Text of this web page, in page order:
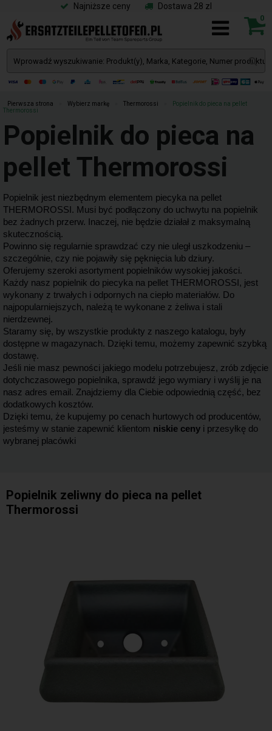
Najniższe ceny Dostawa 28 zl
0
Pierwsza strona Wybierz markę Thermorossi
Popielnik do pieca na pellet
Thermorossi
Popielnik do pieca na
pellet Thermorossi
Popielnik jest niezbędnym elementem piecyka na pellet
THERMOROSSI. Musi być podłączony do uchwytu na popielnik
bez żadnych przerw. Inaczej, nie będzie działał z maksymalną
skutecznością.
Powinno się regularnie sprawdzać czy nie uległ uszkodzeniu –
szczególnie, czy nie pojawiły się pęknięcia lub dziury.
Oferujemy szeroki asortyment popielników wysokiej jakości.
Każdy nasz popielnik do piecyka na pellet THERMOROSSI , jest
wykonany z trwałych i odpornych na ciepło materiałów. Do
najpopularniejszych, należą te wykonane z żeliwa i stali
nierdzewnej.
Staramy się, by wszystkie produkty z naszego katalogu, były
dostępne w magazynach. Dzięki temu, możemy zapewnić szybką
dostawę.
Jeśli nie masz pewności jakiego modelu potrzebujesz, zrób zdjęcie
dotychczasowego popielnika, sprawdź jego wymiary i wyślij je na
nasz adres email. Znajdziemy dla Ciebie odpowiednią część, bez
dodatkowych kosztów.
Dzięki temu, że kupujemy po cenach hurtowych od producentów,
jesteśmy w stanie zapewnić klientom niskie ceny i przesyłkę do
wybranej placówki
Popielnik zeliwny do pieca na pellet
Thermorossi